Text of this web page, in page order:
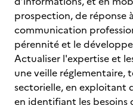
prospection, de réponse
communication
pérennité et le
Actualiser l'expertise et
une veille réglementaire,
sectorielle, en exploitant
en identifiant les